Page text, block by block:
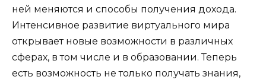
ней меняются и способы получения дохода.
Интенсивное развитие виртуального мира
открывает новые возможности в различных
сферах, в том числе и в образовании. Теперь
есть возможность не только получать знания,